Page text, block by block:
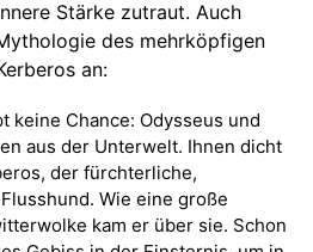
Stärke zutraut. Auch
des mehrköpfigen
an:
keine Chance: Odysseus und
aus der Unterwelt. Ihnen dicht
der fürchterliche,
Wie eine große
kam er über sie. Schon